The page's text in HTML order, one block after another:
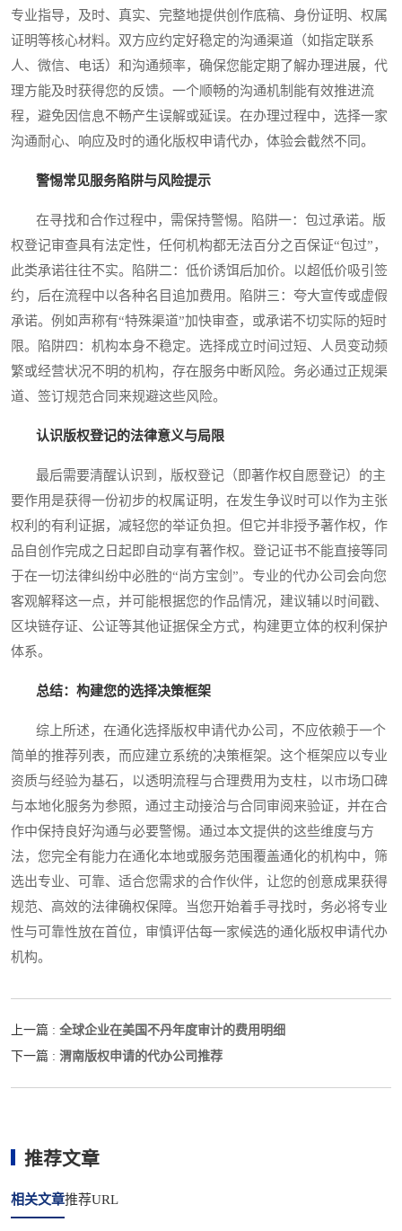
专业指导，及时、真实、完整地提供创作底稿、身份证明、权属
证明等核心材料。双方应约定好稳定的沟通渠道（如指定联系
人、微信、电话）和沟通频率，确保您能定期了解办理进展，代
理方能及时获得您的反馈。一个顺畅的沟通机制能有效推进流
程，避免因信息不畅产生误解或延误。在办理过程中，选择一家
沟通耐心、响应及时的通化版权申请代办，体验会截然不同。
警惕常见服务陷阱与风险提示
在寻找和合作过程中，需保持警惕。陷阱一：包过承诺。版
权登记审查具有法定性，任何机构都无法百分之百保证“包过”，
此类承诺往往不实。陷阱二：低价诱饵后加价。以超低价吸引签
约，后在流程中以各种名目追加费用。陷阱三：夸大宣传或虚假
承诺。例如声称有“特殊渠道”加快审查，或承诺不切实际的短时
限。陷阱四：机构本身不稳定。选择成立时间过短、人员变动频
繁或经营状况不明的机构，存在服务中断风险。务必通过正规渠
道、签订规范合同来规避这些风险。
认识版权登记的法律意义与局限
最后需要清醒认识到，版权登记（即著作权自愿登记）的主
要作用是获得一份初步的权属证明，在发生争议时可以作为主张
权利的有利证据，减轻您的举证负担。但它并非授予著作权，作
品自创作完成之日起即自动享有著作权。登记证书不能直接等同
于在一切法律纠纷中必胜的“尚方宝剑”。专业的代办公司会向您
客观解释这一点，并可能根据您的作品情况，建议辅以时间戳、
区块链存证、公证等其他证据保全方式，构建更立体的权利保护
体系。
总结：构建您的选择决策框架
综上所述，在通化选择版权申请代办公司，不应依赖于一个
简单的推荐列表，而应建立系统的决策框架。这个框架应以专业
资质与经验为基石，以透明流程与合理费用为支柱，以市场口碑
与本地化服务为参照，通过主动接洽与合同审阅来验证，并在合
作中保持良好沟通与必要警惕。通过本文提供的这些维度与方
法，您完全有能力在通化本地或服务范围覆盖通化的机构中，筛
选出专业、可靠、适合您需求的合作伙伴，让您的创意成果获得
规范、高效的法律确权保障。当您开始着手寻找时，务必将专业
性与可靠性放在首位，审慎评估每一家候选的通化版权申请代办
机构。
上一篇 : 全球企业在美国不丹年度审计的费用明细
下一篇 : 渭南版权申请的代办公司推荐
推荐文章
相关文章推荐URL